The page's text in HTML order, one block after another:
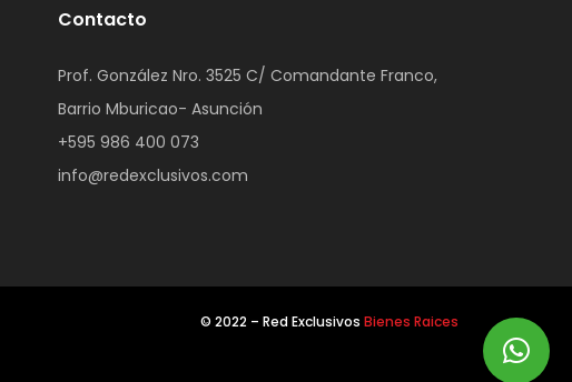
Contacto
Prof. González Nro. 3525 C/ Comandante Franco,
Barrio Mburicao- Asunción
+595 986 400 073
info@redexclusivos.com
© 2022 – Red Exclusivos Bienes Raices